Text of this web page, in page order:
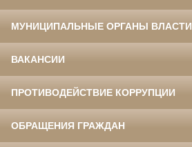
МУНИЦИПАЛЬНЫЕ ОРГАНЫ ВЛАСТИ
ВАКАНСИИ
ПРОТИВОДЕЙСТВИЕ КОРРУПЦИИ
ОБРАЩЕНИЯ ГРАЖДАН